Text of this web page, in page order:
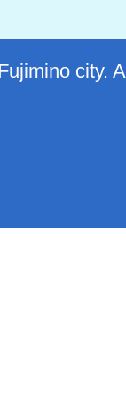
city.